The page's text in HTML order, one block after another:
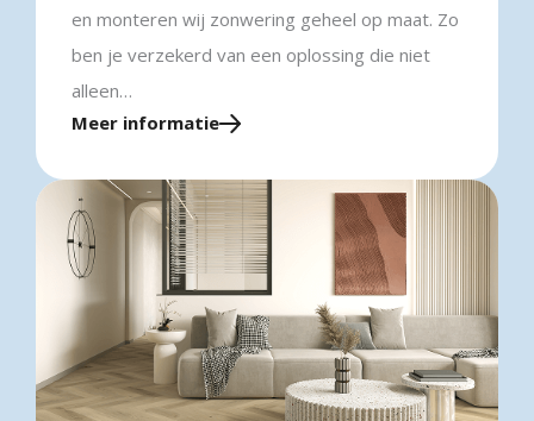
en monteren wij zonwering geheel op maat. Zo
ben je verzekerd van een oplossing die niet
alleen…
Meer informatie